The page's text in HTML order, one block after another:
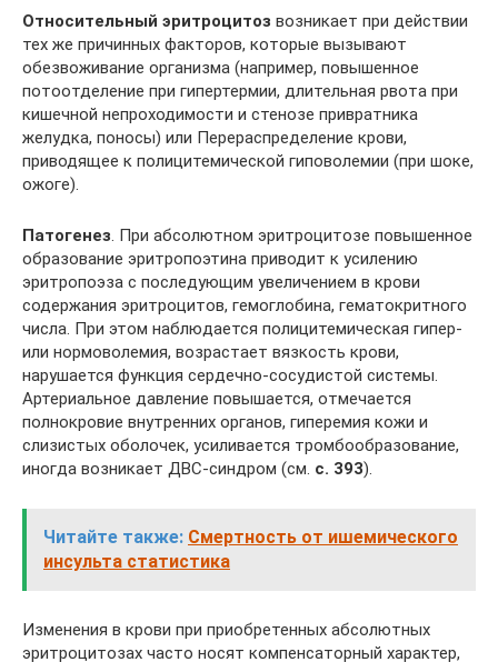
Относительный эритроцитоз возникает при действии
тех же причинных факторов, которые вызывают
обезвоживание организма (например, повышенное
потоотделение при гипертермии, длительная рвота при
кишечной непроходимости и стенозе привратника
желудка, поносы) или Перераспределение крови,
приводящее к полицитемической гиповолемии (при шоке,
ожоге).
Патогенез. При абсолютном эритроцитозе повышенное
образование эритропоэтина приводит к усилению
эритропоэза с последующим увеличением в крови
содержания эритроцитов, гемоглобина, гематокритного
числа. При этом наблюдается полицитемическая гипер-
или нормоволемия, возрастает вязкость крови,
нарушается функция сердечно-сосудистой системы.
Артериальное давление повышается, отмечается
полнокровие внутренних органов, гиперемия кожи и
слизистых оболочек, усиливается тромбообразование,
иногда возникает ДВС-синдром (см. с. 393).
Читайте также: Смертность от ишемического
инсульта статистика
Изменения в крови при приобретенных абсолютных
эритроцитозах часто носят компенсаторный характер,